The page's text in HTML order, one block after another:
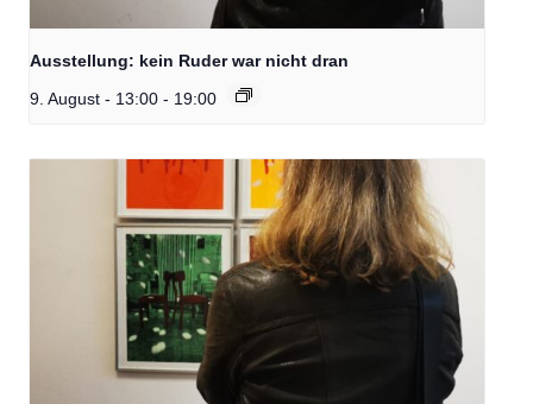
Ausstellung: kein Ruder war nicht dran
9. August - 13:00 - 19:00